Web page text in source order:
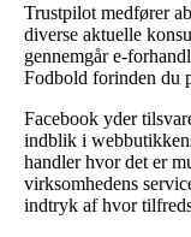
Trustpilot medfører
diverse aktuelle
gennemgår e-
Fodbold forinden du
Facebook yder
indblik i
handler hvor det er
virksomhedens
indtryk af hvor